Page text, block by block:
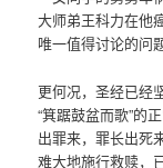
大师弟王科力在他
唯一值得讨论的问
更何况，圣经已经
“箕踞鼓盆而歌”的
出罪来，罪长出死
难大地施行救赎，